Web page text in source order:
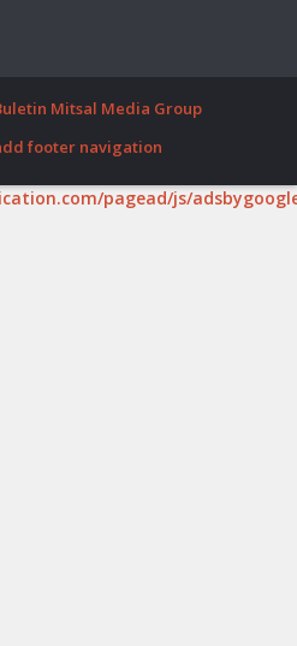
Mitsal Media Group
footer navigation
pagead/js/